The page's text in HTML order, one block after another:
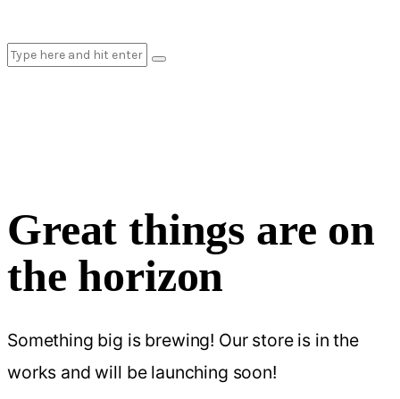
Great things are on
the horizon
Something big is brewing! Our store is in the
works and will be launching soon!